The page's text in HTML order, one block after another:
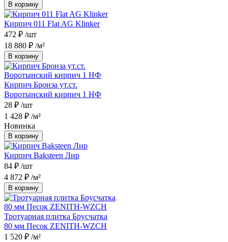
В корзину
Кирпич 011 Flat AG Klinker
472 ₽ /шт
18 880 ₽ /м²
В корзину
Кирпич Бронза ут.ст.
Воротынский кирпич 1 НФ
28 ₽ /шт
1 428 ₽ /м²
Новинка
В корзину
Кирпич Baksteen Лир
84 ₽ /шт
4 872 ₽ /м²
В корзину
Тротуарная плитка Брусчатка
80 мм Песок ZENITH-WZCH
1 520 ₽ /м²